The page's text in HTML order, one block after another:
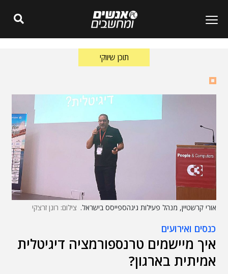
תוכן שיווקי
אורי קרשטיין, מנהל פעילות גיגהספייסס בישראל. צילום: רונן זרצקי
כנסים ואירועים
איך מיישמים טרנספורמציה דיגיטלית
אמיתית בארגון?